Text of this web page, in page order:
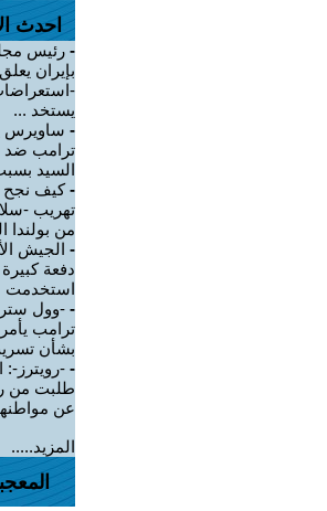
احدث
- رئيس
بإيران
-
يستخد ...
- ساويرس
ترامب ضد
السيد
-كيف نجح
تهريب -
من بولندا
- الجيش
دفعة
استخدمت
- -وول
ترامب
بشأن
- -رويترز-:
طلبت من
عن
المزيد.....